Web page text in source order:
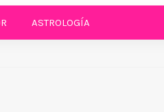
ASTROLOGÍA